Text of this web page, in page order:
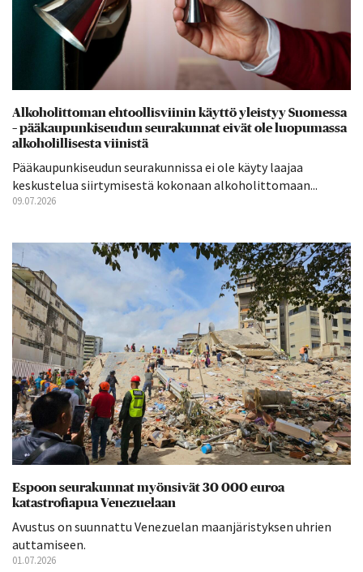
Alkoholittoman ehtoollisviinin käyttö yleistyy Suomessa
– pääkaupunkiseudun seurakunnat eivät ole luopumassa
alkoholillisesta viinistä
Pääkaupunkiseudun seurakunnissa ei ole käyty laajaa
keskustelua siirtymisestä kokonaan alkoholittomaan...
09.07.2026
Espoon seurakunnat myönsivät 30 000 euroa
katastrofiapua Venezuelaan
Avustus on suunnattu Venezuelan maanjäristyksen uhrien
auttamiseen.
01.07.2026